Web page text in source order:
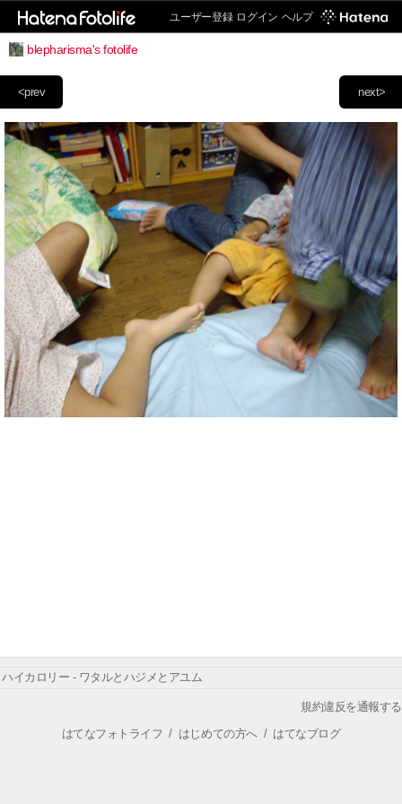
ユーザー登録 ログイン ヘルプ
blepharisma's fotolife
next>
<prev
ハイカロリー - ワタルとハジメとアユム
規約違反を通報する
はてなフォトライフ / はじめての方へ/ はてなブログ